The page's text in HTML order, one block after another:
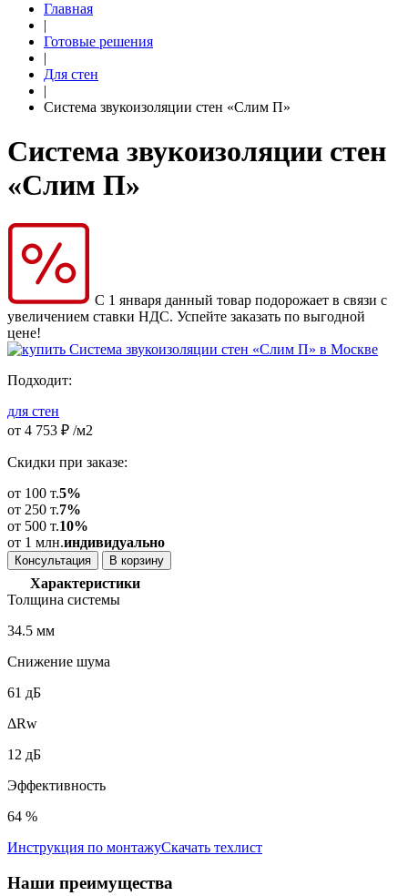
Главная
|
Готовые решения
|
Для стен
|
Система звукоизоляции стен «Слим П»
Система звукоизоляции стен
«Слим П»
С 1 января данный товар подорожает в связи с
увеличением ставки НДС. Успейте заказать по выгодной
цене!
Подходит:
для стен
от 4 753 ₽ /м2
Скидки при заказе:
от 100 т.5%
от 250 т.7%
от 500 т.10%
от 1 млн.индивидуально
Консультация В корзину
Характеристики
Толщина системы
34.5 мм
Снижение шума
61 дБ
ΔRw
12 дБ
Эффективность
64 %
Инструкция по монтажуСкачать техлист
Наши преимущества